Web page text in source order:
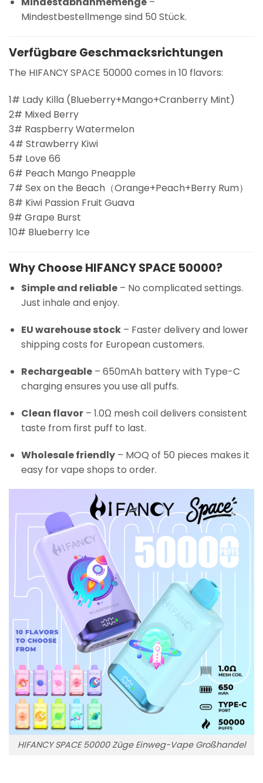
Mindestbestellmenge sind 50 Stück.
Verfügbare Geschmacksrichtungen
The HIFANCY SPACE 50000 comes in 10 flavors:
1# Lady Killa (Blueberry+Mango+Cranberry Mint)
2# Mixed Berry
3# Raspberry Watermelon
4# Strawberry Kiwi
5# Love 66
6# Peach Mango Pneapple
7# Sex on the Beach（Orange+Peach+Berry Rum）
8# Kiwi Passion Fruit Guava
9# Grape Burst
10# Blueberry Ice
Why Choose HIFANCY SPACE 50000?
Simple and reliable– No complicated settings.
Just inhale and enjoy.
EU warehouse stock– Faster delivery and lower
shipping costs for European customers.
Rechargeable– 650mAh battery with Type-C
charging ensures you use all puffs.
Clean flavor– 1.0Ω mesh coil delivers consistent
taste from first puff to last.
Wholesale friendly– MOQ of 50 pieces makes it
easy for vape shops to order.
HIFANCY SPACE 50000 Züge Einweg-Vape Großhandel